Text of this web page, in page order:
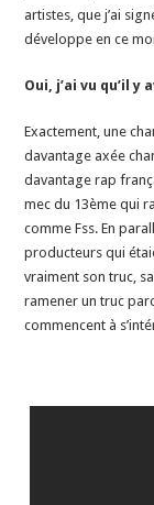
artistes, que j’ai
développe en ce
Oui, j’ai vu qu’il
Exactement, une
davantage axée
davantage rap
mec du 13ème qui
comme Fss. En
producteurs qui
vraiment son truc,
ramener un truc
commencent à